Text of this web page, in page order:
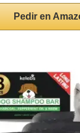
Pedir en